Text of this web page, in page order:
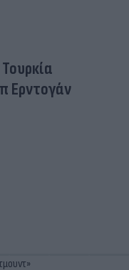
Τουρκία
Ερντογάν